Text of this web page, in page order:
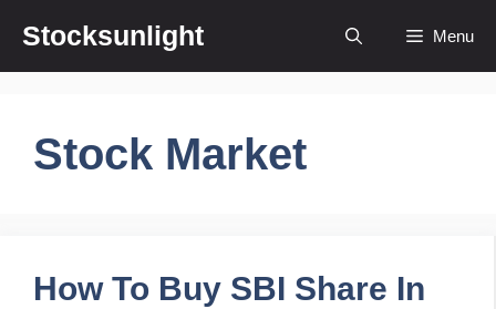
content
Stocksunlight Menu
Stock Market
How To Buy SBI Share In